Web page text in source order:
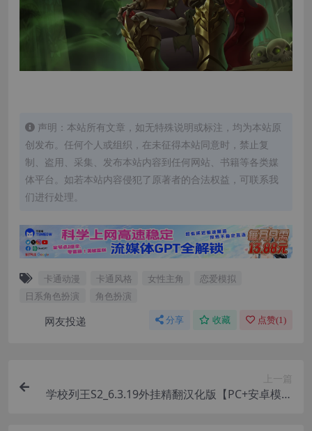
声明：本站所有文章，如无特殊说明或标注，均为本站原
创发布。任何个人或组织，在未征得本站同意时，禁止复
制、盗用、采集、发布本站内容到任何网站、书籍等各类媒
体平台。如若本站内容侵犯了原著者的合法权益，可联系我
们进行处理。
卡通动漫 卡通风格 女性主角
恋爱模拟
日系角色扮演
角色扮演
网友投递 分享 收藏 点赞(1)
上一篇
学校列王S2_6.3.19外挂精翻汉化版【PC+安卓模拟